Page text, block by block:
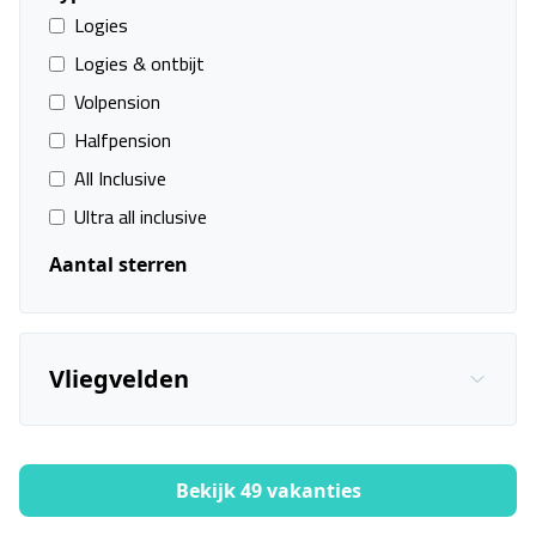
Logies
Logies & ontbijt
Volpension
Halfpension
All Inclusive
Ultra all inclusive
Aantal sterren
Vliegvelden
Bekijk 49 vakanties
Filters
Hotel Portofino
Veneto, Lido di Jesolo
08 sep. - 14 sep.
Vanafprijs p.p.
€ 671,00